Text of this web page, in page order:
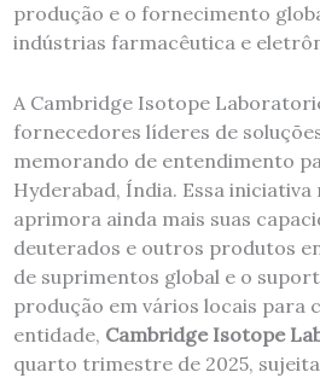
produção e o fornecimento
indústrias farmacêutica e
A Cambridge Isotope
fornecedores líderes de
memorando de entendimento
Hyderabad, Índia. Essa
aprimora ainda mais suas
deuterados e outros produtos
de suprimentos global e o
produção em vários locais para
entidade, Cambridge Isotope
quarto trimestre de 2025,